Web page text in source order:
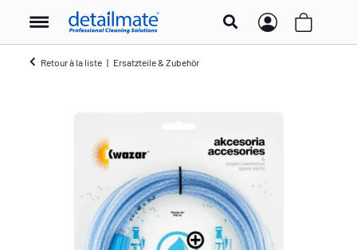
Retour à la liste Ersatzteile & Zubehör